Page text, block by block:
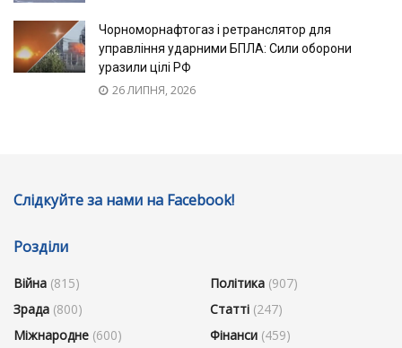
Чорноморнафтогаз і ретранслятор для
управління ударними БПЛА: Сили оборони
уразили цілі РФ
26 ЛИПНЯ, 2026
Слідкуйте за нами на Facebook!
Розділи
Війна (815)
Зрада (800)
Міжнародне (600)
Політика (907)
Статті (247)
Фінанси (459)